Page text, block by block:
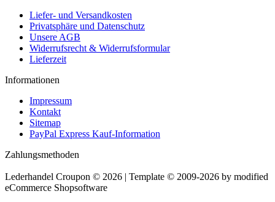
Liefer- und Versandkosten
Privatsphäre und Datenschutz
Unsere AGB
Widerrufsrecht & Widerrufsformular
Lieferzeit
Informationen
Impressum
Kontakt
Sitemap
PayPal Express Kauf-Information
Zahlungsmethoden
Lederhandel Croupon © 2026 | Template © 2009-2026 by modified
eCommerce Shopsoftware